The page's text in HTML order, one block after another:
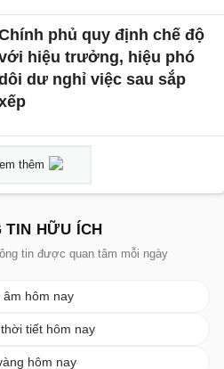
phủ quy định chế độ
hiệu trưởng, hiệu phó
dư nghỉ việc sau sắp
thêm
TIN HỮU ÍCH
tin được quan tâm mỗi ngày
âm hôm nay
tiết hôm nay
hôm nay